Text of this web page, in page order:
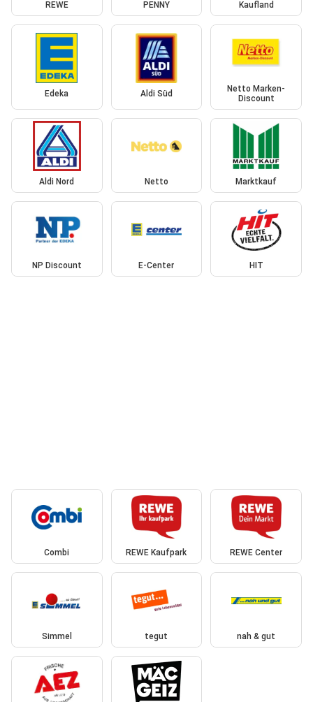
REWE PENNY Kaufland
Edeka Aldi Süd
Netto Marken-
Discount
Aldi Nord Netto Marktkauf
NP Discount E-Center HIT
Combi REWE Kaufpark REWE Center
Simmel tegut nah & gut